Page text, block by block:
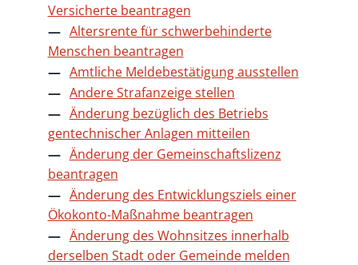
Versicherte beantragen
Altersrente für schwerbehinderte
Menschen beantragen
Amtliche Meldebestätigung ausstellen
Andere Strafanzeige stellen
Änderung bezüglich des Betriebs
gentechnischer Anlagen mitteilen
Änderung der Gemeinschaftslizenz
beantragen
Änderung des Entwicklungsziels einer
Ökokonto-Maßnahme beantragen
Änderung des Wohnsitzes innerhalb
derselben Stadt oder Gemeinde melden